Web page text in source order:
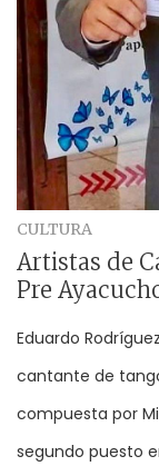
CULTURA
Artistas de
Pre
Eduardo
cantante de
compuesta por
segundo puesto